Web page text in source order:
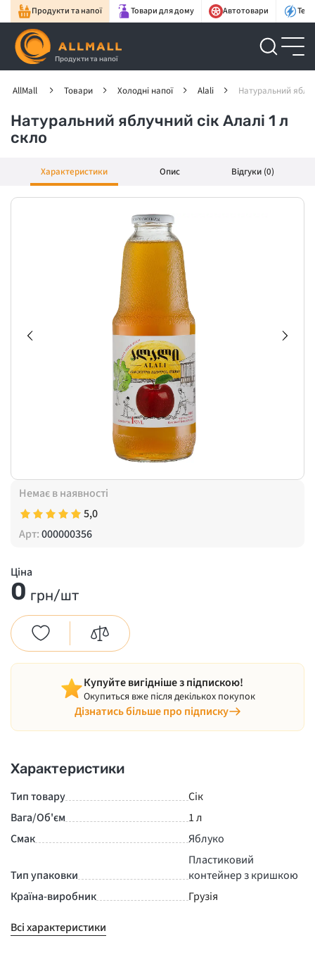
Продукти та напої Товари для дому Автотовари
Продукти та напої
AllMall Товари Холодні напої Alali Натуральний
Натуральний яблучний сік Алалі 1 л
скло
Характеристики Опис Відгуки (0)
Немає в наявності
5,0
Арт:000000356
Ціна
0 грн/шт
Купуйте вигідніше з підпискою!
Окупиться вже після декількох покупок
Дізнатись більше про підписку
Характеристики
Тип товару
Сік
Вага/Об'єм
1 л
Смак
Яблуко
Тип упаковки
Пластиковий
контейнер з кришкою
Країна-виробник
Грузія
Всі характеристики